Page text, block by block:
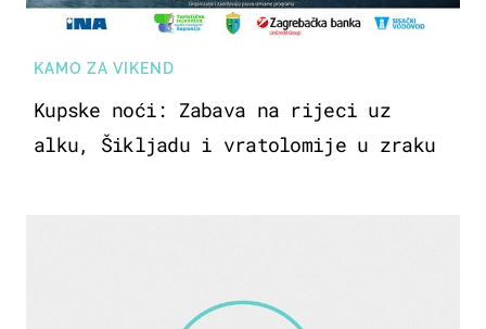
KAMO ZA VIKEND
Kupske noći: Zabava na rijeci uz
alku, Šikljadu i vratolomije u zraku